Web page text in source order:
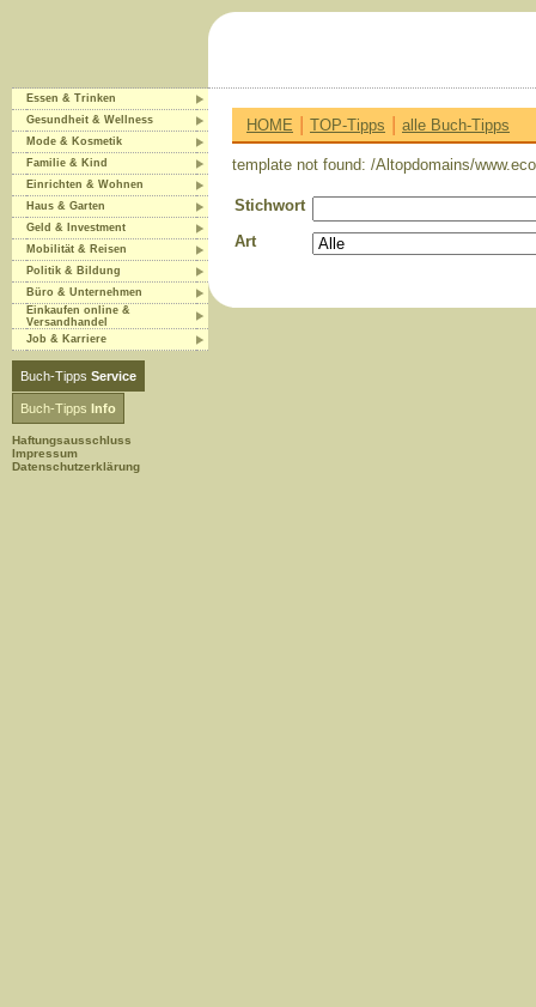
Essen & Trinken
Gesundheit & Wellness
Mode & Kosmetik
Familie & Kind
Einrichten & Wohnen
Haus & Garten
Geld & Investment
Mobilität & Reisen
Politik & Bildung
Büro & Unternehmen
Einkaufen online &
Versandhandel
Job & Karriere
Buch-Tipps Service
Buch-Tipps Info
Haftungsausschluss
Impressum
Datenschutzerklärung
HOME | TOP-Tipps | alle Buch-Tipps
template not found: /Altopdomains/
Stichwort
Art